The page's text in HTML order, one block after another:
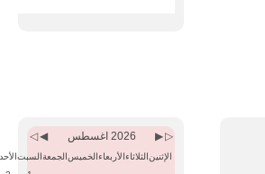
Month
Year
Month2026 اغسطس
الإثنينالثلاثاءالأربعاءالخميسالجمعةالسبتالأحد